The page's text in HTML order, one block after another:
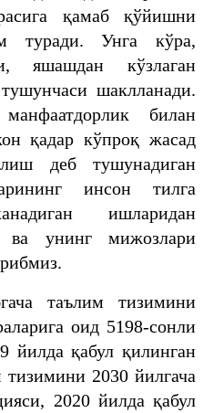
қамаб қўйишни
туради. Унга кўра,
яшашдан кўзлаган
шаклланади.
билан
қадар кўпроқ жасад
деб тушунадиган
инсон тилга
ишларидан
ва унинг мижозлари
таълим тизимини
оид 5198-сонли
йилда қабул қилинган
2030 йилгача
2020 йилда қабул